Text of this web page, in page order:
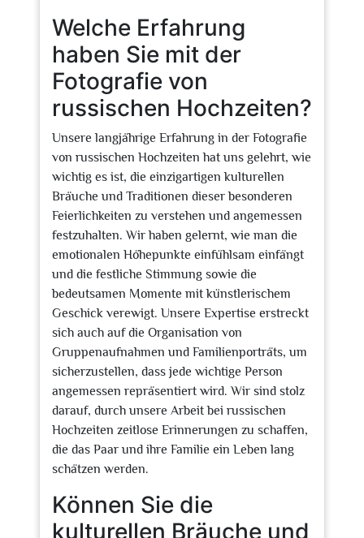
Welche Erfahrung
haben Sie mit der
Fotografie von
russischen Hochzeiten?
Unsere langjährige Erfahrung in der Fotografie
von russischen Hochzeiten hat uns gelehrt, wie
wichtig es ist, die einzigartigen kulturellen
Bräuche und Traditionen dieser besonderen
Feierlichkeiten zu verstehen und angemessen
festzuhalten. Wir haben gelernt, wie man die
emotionalen Höhepunkte einfühlsam einfängt
und die festliche Stimmung sowie die
bedeutsamen Momente mit künstlerischem
Geschick verewigt. Unsere Expertise erstreckt
sich auch auf die Organisation von
Gruppenaufnahmen und Familienporträts, um
sicherzustellen, dass jede wichtige Person
angemessen repräsentiert wird. Wir sind stolz
darauf, durch unsere Arbeit bei russischen
Hochzeiten zeitlose Erinnerungen zu schaffen,
die das Paar und ihre Familie ein Leben lang
schätzen werden.
Können Sie die
kulturellen Bräuche und